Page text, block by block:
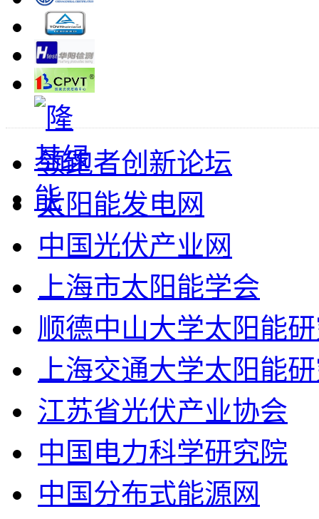
领跑者创新论坛
太阳能发电网
中国光伏产业网
上海市太阳能学会
顺德中山大学太阳能
上海交通大学太阳能
江苏省光伏产业协会
中国电力科学研究院
中国分布式能源网